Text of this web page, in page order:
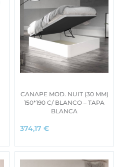
CANAPE MOD. NUIT (30 MM)
150*190 C/ BLANCO – TAPA
BLANCA
374,17 €